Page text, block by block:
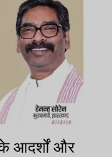
आदर्शों और